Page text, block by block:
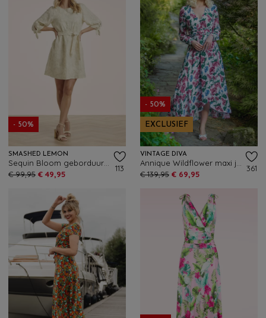
- 50%
SMASHED LEMON
€ 99,95 € 49,95
113
- 50%
EXCLUSIEF
VINTAGE DIVA
€ 139,95 € 69,95
361